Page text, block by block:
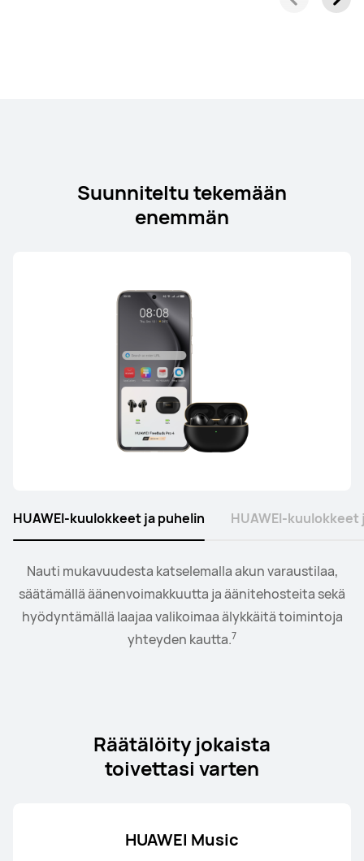
Suunniteltu tekemään
enemmän
Nauti mukavuudesta katselemalla akun varaustilaa,
säätämällä äänenvoimakkuutta ja äänitehosteita sekä
hyödyntämällä laajaa valikoimaa älykkäitä toimintoja
yhteyden kautta.7
Yhdistä kello kuulokkeisiin tai kaiuttimiin ja säädä
toistoa ja äänenvoimakkuutta kätevästi ranteestasi.8
HUAWEI-kuulokkeet ja puhelin HUAWEI-kuulokkeet
Räätälöity jokaista
toivettasi varten
HUAWEI Music